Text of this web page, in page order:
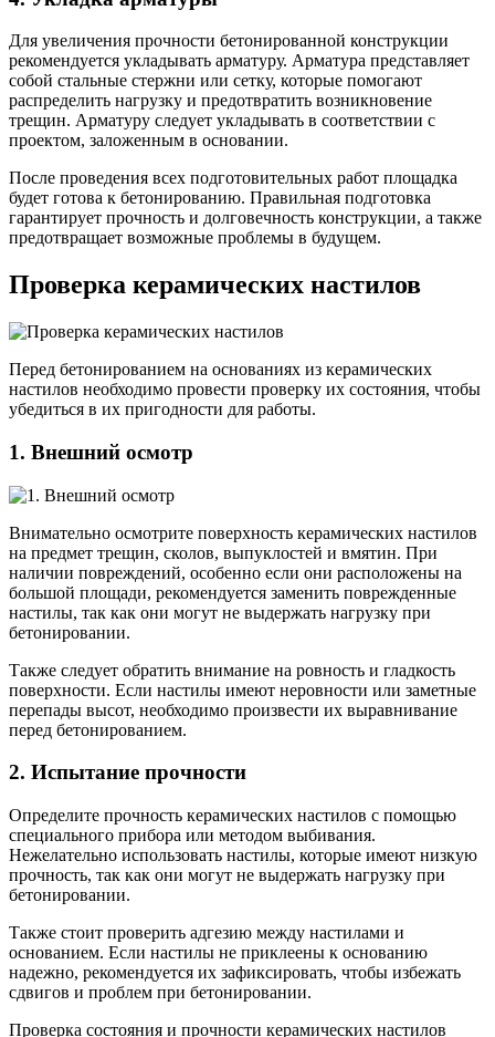
Для увеличения прочности бетонированной конструкции
рекомендуется укладывать арматуру. Арматура представляет
собой стальные стержни или сетку, которые помогают
распределить нагрузку и предотвратить возникновение
трещин. Арматуру следует укладывать в соответствии с
проектом, заложенным в основании.
После проведения всех подготовительных работ площадка
будет готова к бетонированию. Правильная подготовка
гарантирует прочность и долговечность конструкции, а также
предотвращает возможные проблемы в будущем.
Проверка керамических настилов
Перед бетонированием на основаниях из керамических
настилов необходимо провести проверку их состояния, чтобы
убедиться в их пригодности для работы.
1. Внешний осмотр
Внимательно осмотрите поверхность керамических настилов
на предмет трещин, сколов, выпуклостей и вмятин. При
наличии повреждений, особенно если они расположены на
большой площади, рекомендуется заменить поврежденные
настилы, так как они могут не выдержать нагрузку при
бетонировании.
Также следует обратить внимание на ровность и гладкость
поверхности. Если настилы имеют неровности или заметные
перепады высот, необходимо произвести их выравнивание
перед бетонированием.
2. Испытание прочности
Определите прочность керамических настилов с помощью
специального прибора или методом выбивания.
Нежелательно использовать настилы, которые имеют низкую
прочность, так как они могут не выдержать нагрузку при
бетонировании.
Также стоит проверить адгезию между настилами и
основанием. Если настилы не приклеены к основанию
надежно, рекомендуется их зафиксировать, чтобы избежать
сдвигов и проблем при бетонировании.
Проверка состояния и прочности керамических настилов